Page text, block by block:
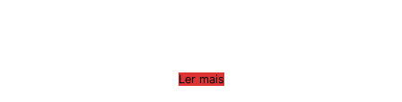
Ler mais